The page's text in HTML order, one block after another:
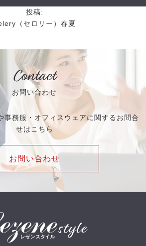
投稿:
（セロリー）春夏
Contact
お問い合わせ
事務服・オフィスウェアに関するお問合
せはこちら
お問い合わせ